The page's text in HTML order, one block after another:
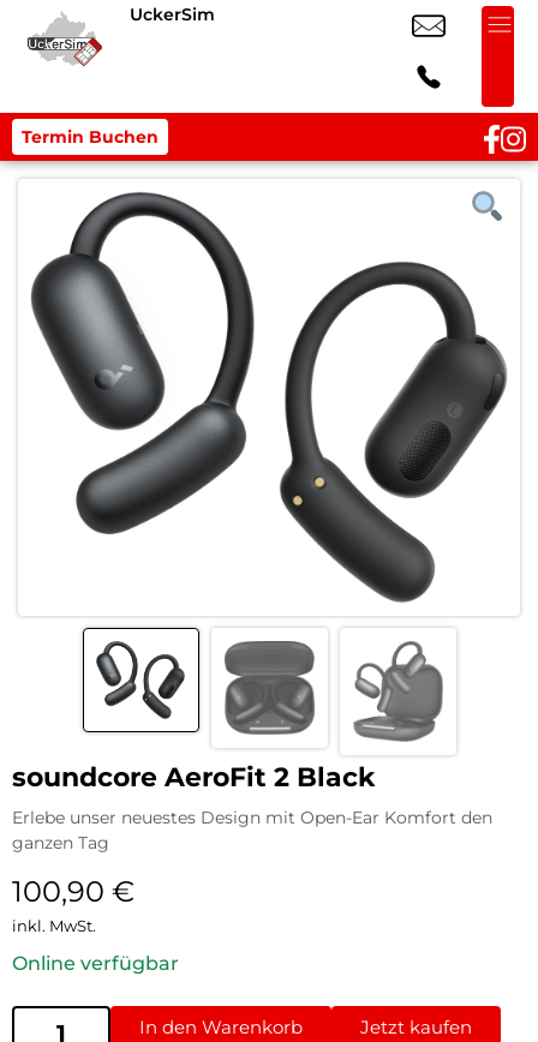
UckerSim
Termin Buchen
soundcore AeroFit 2 Black
Erlebe unser neuestes Design mit Open-Ear Komfort den
ganzen Tag
100,90 €
inkl. MwSt.
Online verfügbar
In den Warenkorb Jetzt kaufen